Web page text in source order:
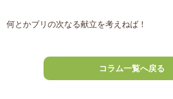
何とかブリの次なる献立を考えねば！
コラム一覧へ戻る